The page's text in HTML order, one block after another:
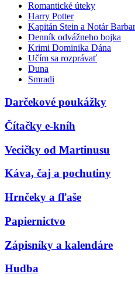
Romantické úteky
Harry Potter
Kapitán Stein a Notár
Denník odvážneho bojka
Krimi Dominika Dána
Učím sa rozprávať
Duna
Smradi
Darčekové poukážky
Čítačky e-kníh
Vecičky od Martinusu
Káva, čaj a pochutiny
Hrnčeky a fľaše
Papiernictvo
Zápisníky a kalendáre
Hudba